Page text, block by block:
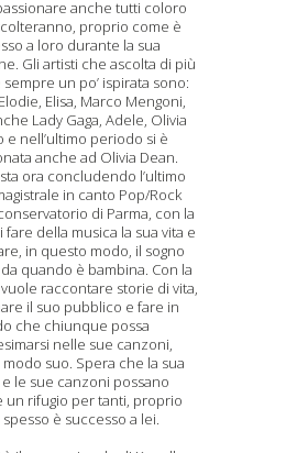
anche tutti coloro
proprio come è
a loro durante la sua
Gli artisti che ascolta di più
sempre un po’ ispirata sono:
Elisa, Marco Mengoni,
Lady Gaga, Adele, Olivia
e nell’ultimo periodo si è
anche ad Olivia Dean.
sta ora concludendo l’ultimo
in canto Pop/Rock
di Parma, con la
fare della musica la sua vita e
in questo modo, il sogno
quando è bambina. Con la
raccontare storie di vita,
il suo pubblico e fare in
che chiunque possa
nelle sue canzoni,
suo. Spera che la sua
le sue canzoni possano
un rifugio per tanti, proprio
è successo a lei.